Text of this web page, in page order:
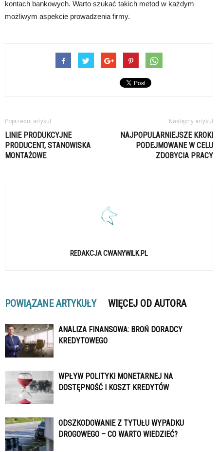
kontach bankowych. Warto szukać takich metod w każdym
możliwym aspekcie prowadzenia firmy.
Poprzedni artykuł
LINIE PRODUKCYJNE
PRODUCENT, STANOWISKA
MONTAŻOWE
Następny artykuł
NAJPOPULARNIEJSZE KROKI
PODEJMOWANE W CELU
ZDOBYCIA PRACY
REDAKCJA CWANYWILK.PL
POWIĄZANE ARTYKUŁY WIĘCEJ OD AUTORA
ANALIZA FINANSOWA: BROŃ DORADCY
KREDYTOWEGO
WPŁYW POLITYKI MONETARNEJ NA
DOSTĘPNOŚĆ I KOSZT KREDYTÓW
ODSZKODOWANIE Z TYTUŁU WYPADKU
DROGOWEGO – CO WARTO WIEDZIEĆ?